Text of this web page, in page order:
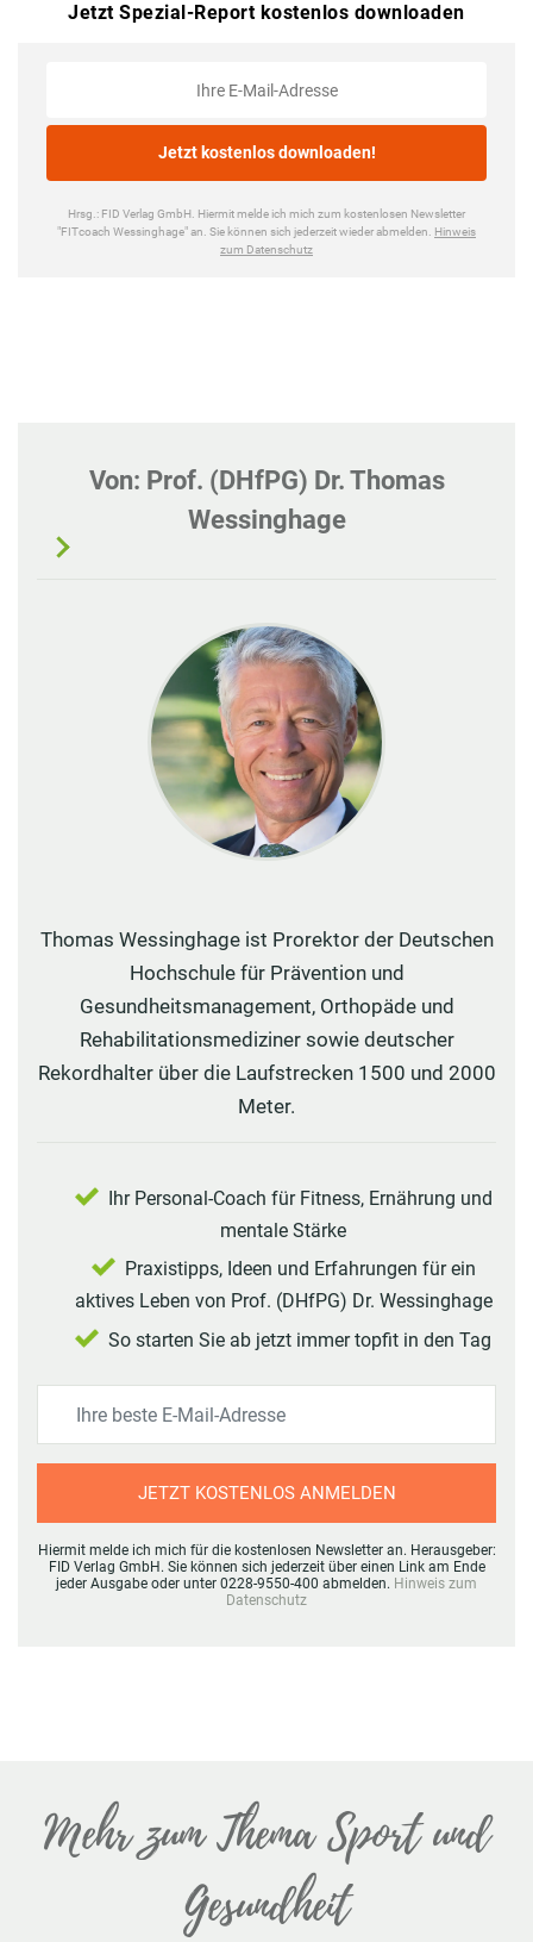
Von: Prof. (DHfPG) Dr. Thomas
Wessinghage
Thomas Wessinghage ist Prorektor der Deutschen
Hochschule für Prävention und
Gesundheitsmanagement, Orthopäde und
Rehabilitationsmediziner sowie deutscher
Rekordhalter über die Laufstrecken 1500 und 2000
Meter.
Ihr Personal-Coach für Fitness, Ernährung und
mentale Stärke
Praxistipps, Ideen und Erfahrungen für ein
aktives Leben von Prof. (DHfPG) Dr. Wessinghage
So starten Sie ab jetzt immer topfit in den Tag
JETZT KOSTENLOS ANMELDEN
Hiermit melde ich mich für die kostenlosen Newsletter an. Herausgeber:
FID Verlag GmbH. Sie können sich jederzeit über einen Link am Ende
jeder Ausgabe oder unter 0228-9550-400 abmelden. Hinweis zum
Datenschutz
Mehr zum Thema Sport und
Gesundheit